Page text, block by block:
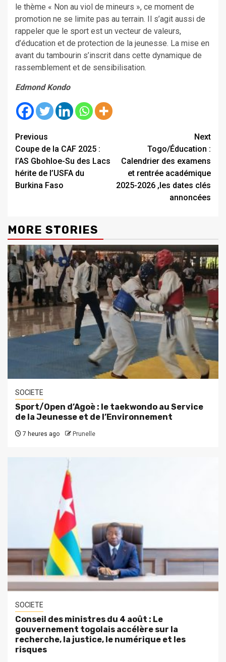
le thème « Non au viol de mineurs », ce moment de
promotion ne se limite pas au terrain. Il s’agit aussi de
rappeler que le sport est un vecteur de valeurs,
d’éducation et de protection de la jeunesse. La mise en
avant du tambourin s’inscrit dans cette dynamique de
rassemblement et de sensibilisation.
Edmond Kondo
Continue
Reading
Previous
Coupe de la CAF 2025 :
l’AS Gbohloe-Su des Lacs
hérite de l’USFA du
Burkina Faso
Next
Togo/Éducation :
Calendrier des examens
et rentrée académique
2025-2026 ,les dates clés
annoncées
MORE STORIES
SOCIETE
Sport/Open d’Agoè : le taekwondo au Service
de la Jeunesse et de l’Environnement
7 heures ago Prunelle
SOCIETE
Conseil des ministres du 4 août : Le
gouvernement togolais accélère sur la
recherche, la justice, le numérique et les
risques